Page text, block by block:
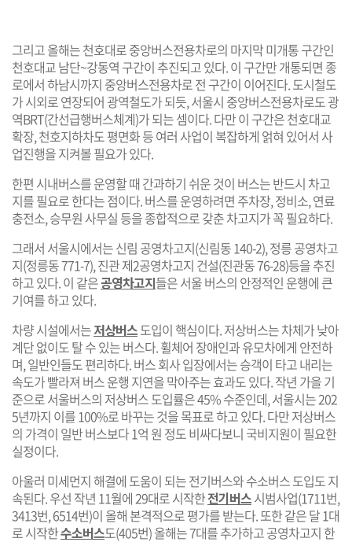
그리고 올해는 천호대로 중앙버스전용차로의 마지막 미개통 구간인
천호대교 남단~강동역 구간이 추진되고 있다. 이 구간만 개통되면 종
로에서 하남시까지 중앙버스전용차로 전 구간이 이어진다. 도시철도
가 시외로 연장되어 광역철도가 되듯, 서울시 중앙버스전용차로도 광
역BRT(간선급행버스체계)가 되는 셈이다. 다만 이 구간은 천호대교
확장, 천호지하차도 평면화 등 여러 사업이 복잡하게 얽혀 있어서 사
업진행을 지켜볼 필요가 있다.
한편 시내버스를 운영할 때 간과하기 쉬운 것이 버스는 반드시 차고
지를 필요로 한다는 점이다. 버스를 운영하려면 주차장, 정비소, 연료
충전소, 승무원 사무실 등을 종합적으로 갖춘 차고지가 꼭 필요하다.
그래서 서울시에서는 신림 공영차고지(신림동 140-2), 정릉 공영차고
지(정릉동 771-7), 진관 제2공영차고지 건설(진관동 76-28)등을 추진
하고 있다. 이 같은공영차고지들은 서울 버스의 안정적인 운행에 큰
기여를 하고 있다.
차량 시설에서는저상버스도입이 핵심이다. 저상버스는 차체가 낮아
계단 없이도 탈 수 있는 버스다. 휠체어 장애인과 유모차에게 안전하
며, 일반인들도 편리하다. 버스 회사 입장에서는 승객이 타고 내리는
속도가 빨라져 버스 운행 지연을 막아주는 효과도 있다. 작년 가을 기
준으로 서울버스의 저상버스 도입률은 45% 수준인데, 서울시는 202
5년까지 이를 100%로 바꾸는 것을 목표로 하고 있다. 다만 저상버스
의 가격이 일반 버스보다 1억 원 정도 비싸다보니 국비지원이 필요한
실정이다.
아울러 미세먼지 해결에 도움이 되는 전기버스와 수소버스 도입도 지
속된다. 우선 작년 11월에 29대로 시작한전기버스시범사업(1711번,
3413번, 6514번)이 올해 본격적으로 평가를 받는다. 또한 같은 달 1대
로 시작한수소버스도(405번) 올해는 7대를 추가하고 공영차고지 한